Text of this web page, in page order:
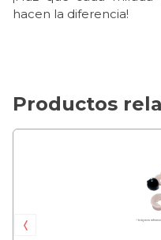
hacen la diferencia!
Productos